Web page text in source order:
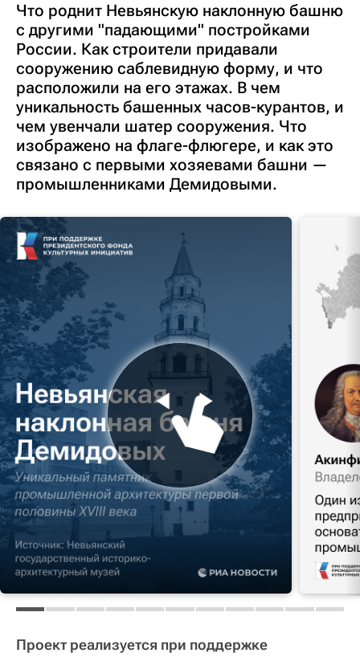
Что роднит Невьянскую наклонную башню
с другими "падающими" постройками
России. Как строители придавали
сооружению саблевидную форму, и что
расположили на его этажах. В чем
уникальность башенных часов-курантов, и
чем увенчали шатер сооружения. Что
изображено на флаге-флюгере, и как это
связано с первыми хозяевами башни —
промышленниками Демидовыми.
Проект реализуется при поддержке